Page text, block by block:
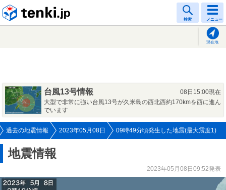
検索 メニュー
現在地
台風13号情報
08日15:00現在
大型で非常に強い台風13号が久米島の西北西約170kmを西に進ん
でいます
過去の地震情報 2023年05月08日 09時49分頃発生した地震(最大震度1)
地震情報
2023年05月08日09:52発表